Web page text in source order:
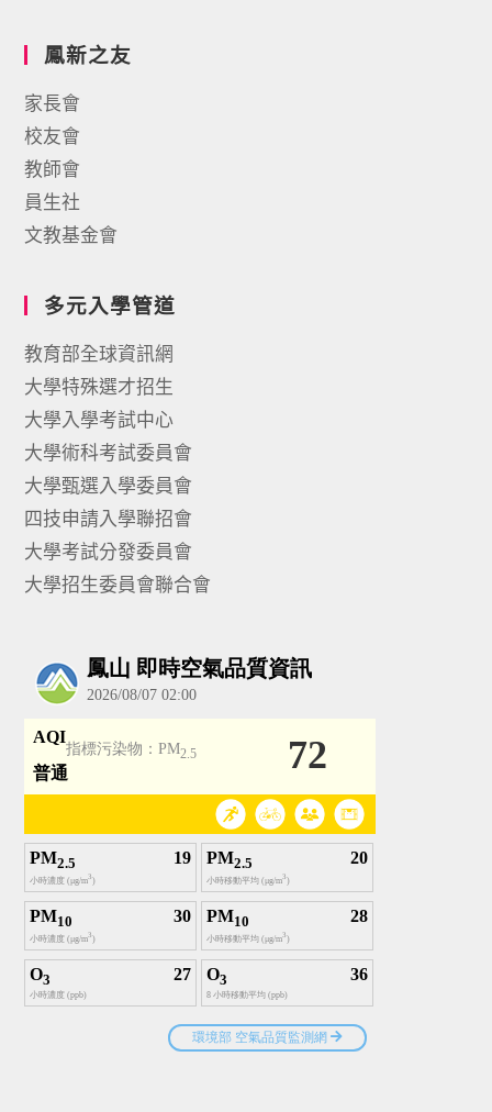
鳳新之友
家長會
校友會
教師會
員生社
文教基金會
多元入學管道
教育部全球資訊網
大學特殊選才招生
大學入學考試中心
大學術科考試委員會
大學甄選入學委員會
四技申請入學聯招會
大學考試分發委員會
大學招生委員會聯合會